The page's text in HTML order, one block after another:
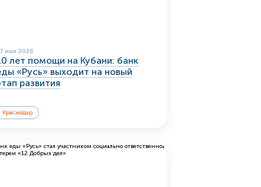
июл 2026
лет помощи на Кубани: банк
«Русь» выходит на новый
развития
Краснодар